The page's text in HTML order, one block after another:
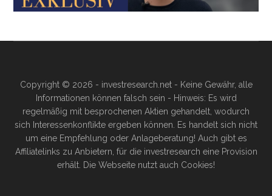
Copyright © 2026 - investresearch.net - Keine Gewähr, alle
Informationen können falsch sein - Hinweis: Es wird
regelmäßig mit besprochenen Aktien gehandelt, wodurch
sich Interessenkonflikte ergeben können. Es handelt sich nicht
um eine Empfehlung oder Anlageberatung! Auch gibt es
Affiliatelinks zu Anbietern, für die investresearch eine Provision
erhält. Die Webseite nutzt auch Cookies!